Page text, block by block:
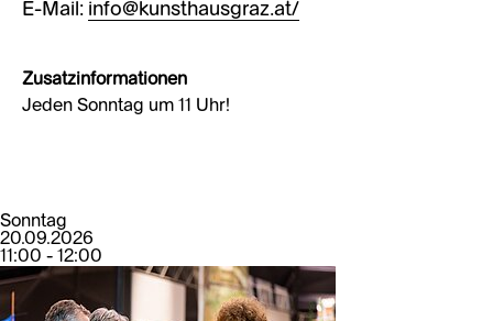
E-Mail: info@kunsthausgraz.at/
Zusatzinformationen
Jeden Sonntag um 11 Uhr!
Sonntag
20.09.2026
11:00 - 12:00